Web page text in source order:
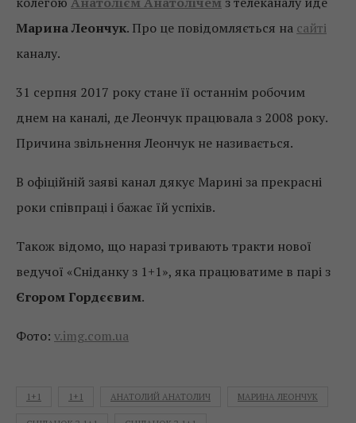
Марина Леончук. Про це повідомляється на сайті
каналу.
31 серпня 2017 року стане її останнім робочим
днем на каналі, де Леончук працювала з 2008 року.
Причина звільнення Леончук не називається.
В офіційній заяві канал дякує Марині за прекрасні
роки співпраці і бажає їй успіхів.
Також відомо, що наразі тривають тракти нової
ведучої «Сніданку з 1+1», яка працюватиме в парі з
Єгором Гордєєвим.
Фото: v.img.com.ua
1+1 1+1 АНАТОЛИЙ АНАТОЛИЧ МАРИНА ЛЕОНЧУК